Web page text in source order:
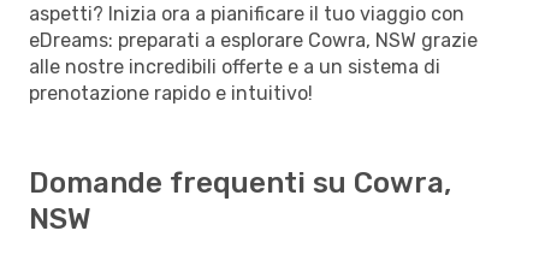
aspetti? Inizia ora a pianificare il tuo viaggio con
eDreams: preparati a esplorare Cowra, NSW grazie
alle nostre incredibili offerte e a un sistema di
prenotazione rapido e intuitivo!
Domande frequenti su Cowra,
NSW